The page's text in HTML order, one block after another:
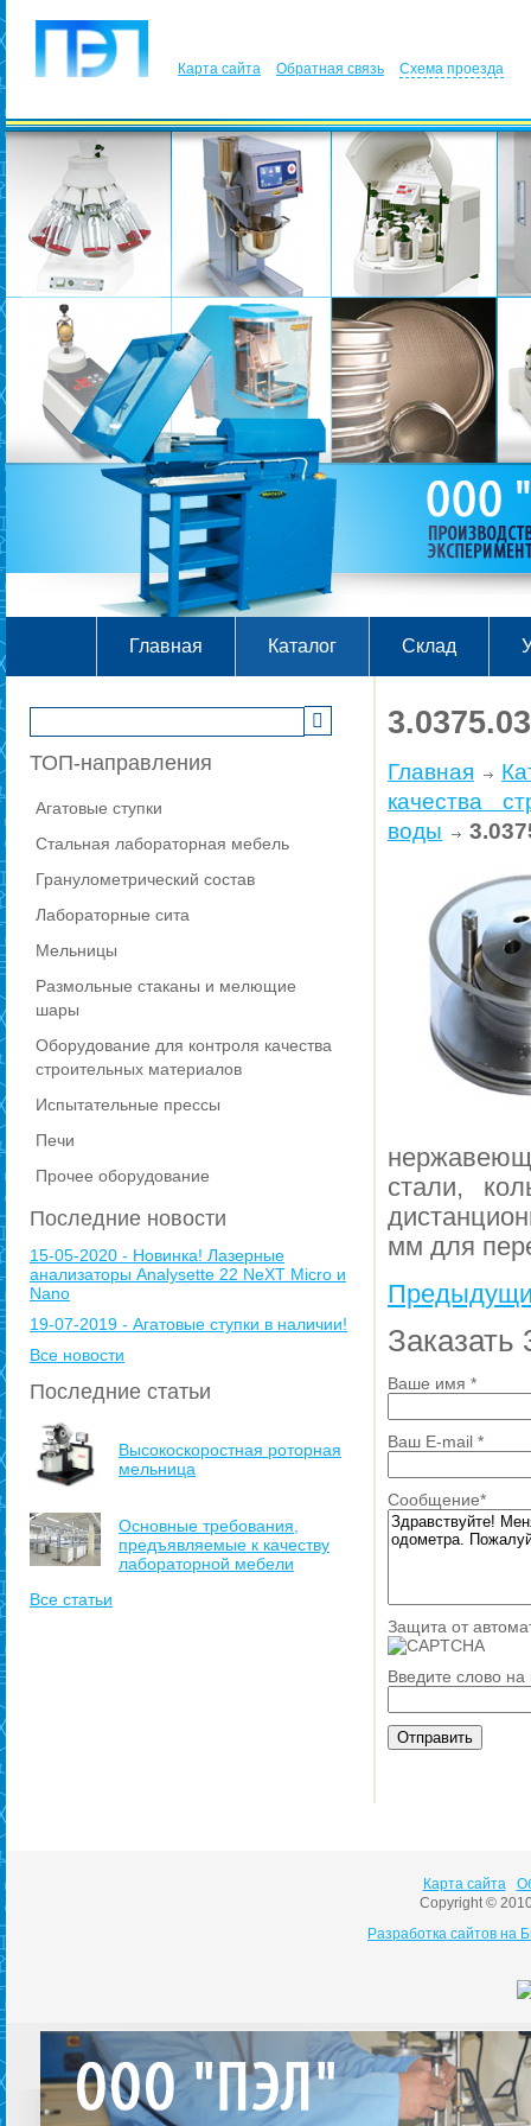
Карта сайта Обратная связь Схема проезда
Главная Каталог Склад
ТОП-направления
Агатовые ступки
Стальная лабораторная мебель
Гранулометрический состав
Лабораторные сита
Мельницы
Размольные стаканы и мелющие
шары
Оборудование для контроля качества
строительных материалов
Испытательные прессы
Печи
Прочее оборудование
Последние новости
15-05-2020 - Новинка! Лазерные
анализаторы Analysette 22 NeXT Micro и
Nano
19-07-2019 - Агатовые ступки в наличии!
Все новости
Последние статьи
Высокоскоростная роторная
мельница
Основные требования,
предъявляемые к качеству
лабораторной мебели
Все статьи
Главная
качества
воды
стали,
мм для
Заказать
Ваше имя *
Ваш E-mail *
Сообщение*
Защита от
Введите слово на
Карта сайта
Copyright ©
Разработка сайтов на